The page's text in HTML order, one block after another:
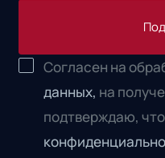
Согласен на
данных, на
подтверждаю,